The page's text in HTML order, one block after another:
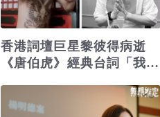
香港詞壇巨星黎彼得病逝
《唐伯虎》經典台詞「我左